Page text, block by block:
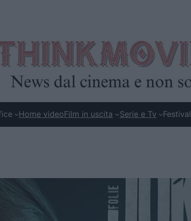
Home videoFilm in uscita Serie e Tv Festival